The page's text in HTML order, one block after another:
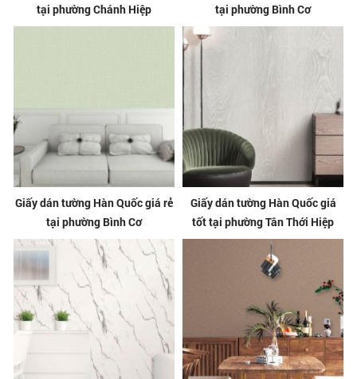
tại phường Chánh Hiệp
tại phường Bình Cơ
Giấy dán tường Hàn Quốc giá rẻ
tại phường Bình Cơ
Giấy dán tường Hàn Quốc giá
tốt tại phường Tân Thới Hiệp